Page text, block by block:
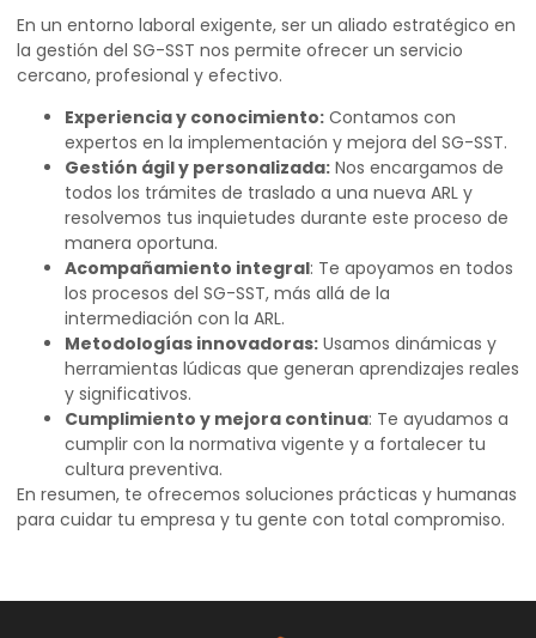
En un entorno laboral exigente, ser un aliado estratégico en
la gestión del SG-SST nos permite ofrecer un servicio
cercano, profesional y efectivo.
Experiencia y conocimiento: Contamos con
expertos en la implementación y mejora del SG-SST.
Gestión ágil y personalizada: Nos encargamos de
todos los trámites de traslado a una nueva ARL y
resolvemos tus inquietudes durante este proceso de
manera oportuna.
Acompañamiento integral: Te apoyamos en todos
los procesos del SG-SST, más allá de la
intermediación con la ARL.
Metodologías innovadoras: Usamos dinámicas y
herramientas lúdicas que generan aprendizajes reales
y significativos.
Cumplimiento y mejora continua: Te ayudamos a
cumplir con la normativa vigente y a fortalecer tu
cultura preventiva.
En resumen, te ofrecemos soluciones prácticas y humanas
para cuidar tu empresa y tu gente con total compromiso.